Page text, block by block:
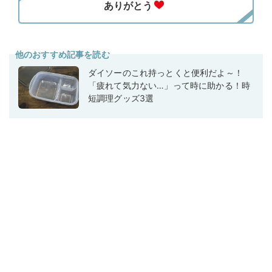
他のおすすめ記事を読む
ダイソーのこれ持っとくと便利だよ～！
「疲れて気力ない…」って時に助かる！時
短調理グッズ3選